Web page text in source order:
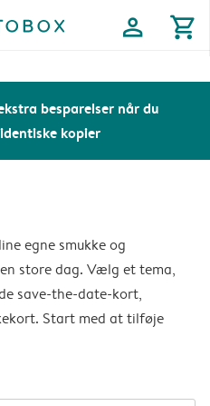
profile shopping_cart
besparelser når du
kopier
egne smukke og
store dag. Vælg et tema,
save-the-date-kort,
Start med at tilføje